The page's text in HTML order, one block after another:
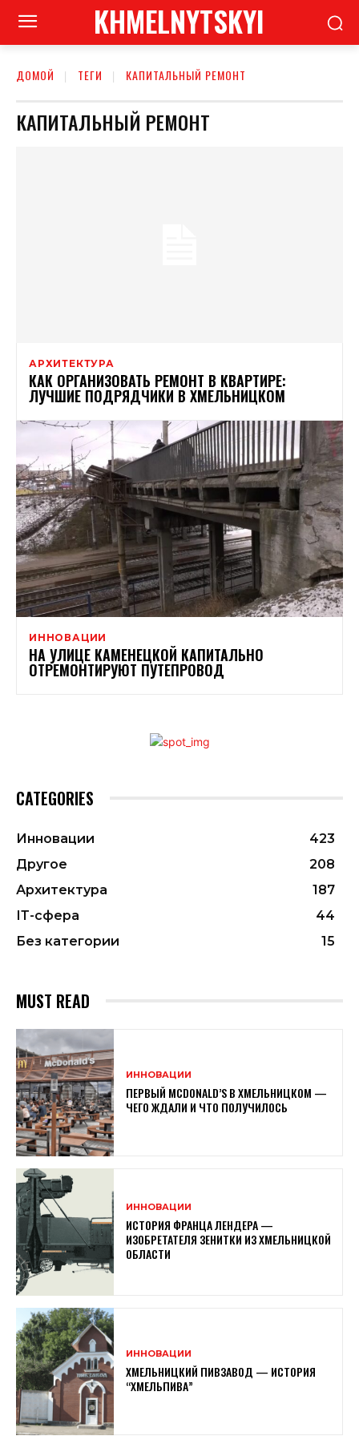
KHMELNYTSKYI
ДОМОЙ ТЕГИ КАПИТАЛЬНЫЙ РЕМОНТ
КАПИТАЛЬНЫЙ РЕМОНТ
АРХИТЕКТУРА
КАК ОРГАНИЗОВАТЬ РЕМОНТ В КВАРТИРЕ:
ЛУЧШИЕ ПОДРЯДЧИКИ В ХМЕЛЬНИЦКОМ
ИННОВАЦИИ
НА УЛИЦЕ КАМЕНЕЦКОЙ КАПИТАЛЬНО
ОТРЕМОНТИРУЮТ ПУТЕПРОВОД
CATEGORIES
Инновации
423
Другое
208
Архитектура
187
ІТ-сфера
44
Без категории
15
MUST READ
ИННОВАЦИИ
ПЕРВЫЙ MCDONALD’S В ХМЕЛЬНИЦКОМ —
ЧЕГО ЖДАЛИ И ЧТО ПОЛУЧИЛОСЬ
ИННОВАЦИИ
ИСТОРИЯ ФРАНЦА ЛЕНДЕРА —
ИЗОБРЕТАТЕЛЯ ЗЕНИТКИ ИЗ ХМЕЛЬНИЦКОЙ
ОБЛАСТИ
ИННОВАЦИИ
ХМЕЛЬНИЦКИЙ ПИВЗАВОД — ИСТОРИЯ
“ХМЕЛЬПИВА”